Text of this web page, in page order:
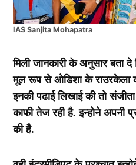
IAS Sanjita Mohapatra
मिली जानकारी के अनुसार बता
मूल रूप से ओडिशा के राउरकेला
इनकी पढाई लिखाई की तो
काफी तेज रही है. इन्होने अपनी
की है.